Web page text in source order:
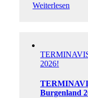
Weiterlesen
2026!
Burgenland